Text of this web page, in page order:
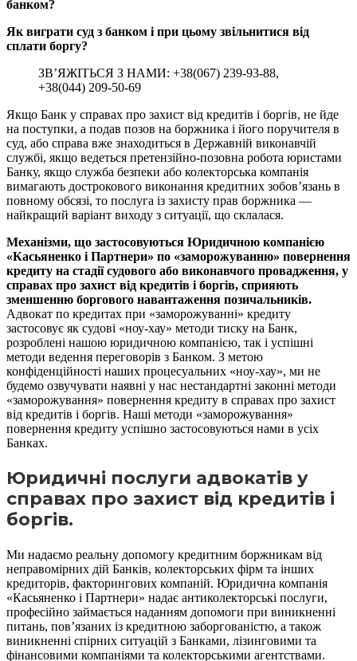
банком?
Як виграти суд з банком і при цьому звільнитися від
сплати боргу?
ЗВ’ЯЖІТЬСЯ З НАМИ: +38(067) 239-93-88,
+38(044) 209-50-69
Якщо Банк у справах про захист від кредитів і боргів, не йде
на поступки, а подав позов на боржника і його поручителя в
суд, або справа вже знаходиться в Державній виконавчій
службі, якщо ведеться претензійно-позовна робота юристами
Банку, якщо служба безпеки або колекторська компанія
вимагають дострокового виконання кредитних зобов’язань в
повному обсязі, то послуга із захисту прав боржника ―
найкращий варіант виходу з ситуації, що склалася.
Механізми, що застосовуються Юридичною компанією
«Касьяненко і Партнери» по «заморожуванню» повернення
кредиту на стадії судового або виконавчого провадження, у
справах про захист від кредитів і боргів, сприяють
зменшенню боргового навантаження позичальників.
Адвокат по кредитах при «заморожуванні» кредиту
застосовує як судові «ноу-хау» методи тиску на Банк,
розроблені нашою юридичною компанією, так і успішні
методи ведення переговорів з Банком. З метою
конфіденційності наших процесуальних «ноу-хау», ми не
будемо озвучувати наявні у нас нестандартні законні методи
«заморожування» повернення кредиту в справах про захист
від кредитів і боргів. Наші методи «заморожування»
повернення кредиту успішно застосовуються нами в усіх
Банках.
Юридичні послуги адвокатів у
справах про захист від кредитів і
боргів.
Ми надаємо реальну допомогу кредитним боржникам від
неправомірних дій Банків, колекторських фірм та інших
кредиторів, факторингових компаній. Юридична компанія
«Касьяненко і Партнери» надає антиколекторські послуги,
професійно займається наданням допомоги при виникненні
питань, пов’язаних із кредитною заборгованістю, а також
виникненні спірних ситуацій з Банками, лізинговими та
фінансовими компаніями та колекторськими агентствами.